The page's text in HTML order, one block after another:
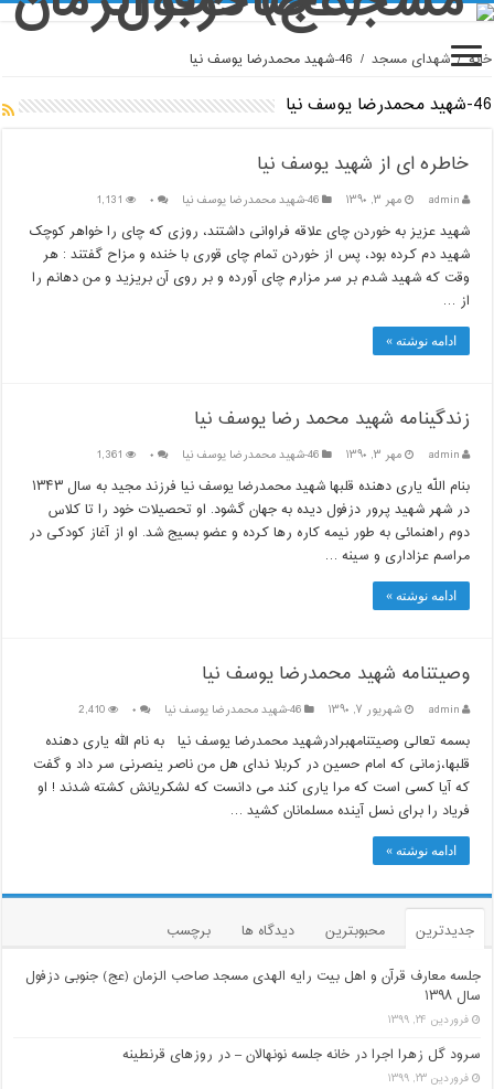
خانه / شهدای مسجد / 46-شهيد محمدرضا يوسف نيا
46-شهيد محمدرضا يوسف نيا
خاطره ای از شهید یوسف نیا
admin مهر ۳, ۱۳۹۰ 46-شهيد محمدرضا يوسف نيا ۰ 1,131
شهید عزیز به خوردن چای علاقه فراوانی داشتند، روزی که چای را خواهر کوچک
شهید دم کرده بود، پس از خوردن تمام چای قوری با خنده و مزاح گفتند : هر
وقت که شهید شدم بر سر مزارم چای آورده و بر روی آن بریزید و من دهانم را
از …
ادامه نوشته »
زندگینامه شهید محمد رضا یوسف نیا
admin مهر ۳, ۱۳۹۰ 46-شهيد محمدرضا يوسف نيا ۰ 1,361
بنام اللّه یاری دهنده قلبها شهید محمدرضا یوسف نیا فرزند مجید به سال ۱۳۴۳
در شهر شهید پرور دزفول دیده به جهان گشود. او تحصیلات خود را تا کلاس
دوم راهنمائی به طور نیمه کاره رها کرده و عضو بسیج شد. او از آغاز کودکی در
مراسم عزاداری و سینه …
ادامه نوشته »
وصیتنامه شهید محمدرضا یوسف نیا
admin شهریور ۷, ۱۳۹۰ 46-شهيد محمدرضا يوسف نيا ۰ 2,410
بسمه تعالی وصیتنامهبرادرشهید محمدرضا یوسف نیا به نام الله یاری دهنده
قلبها،زمانی که امام حسین در کربلا ندای هل من ناصر ینصرنی سر داد و گفت
که آیا کسی است که مرا یاری کند می دانست که لشکریانش کشته شدند ! او
فریاد را برای نسل آینده مسلمانان کشید …
ادامه نوشته »
جدیدترین محبوبترین دیدگاه ها برچسب
جلسه معارف قرآن و اهل بیت رایه الهدی مسجد صاحب الزمان (عج) جنوبی دزفول
سال ۱۳۹۸
فروردین ۲۴, ۱۳۹۹
سرود گل زهرا اجرا در خانه جلسه نونهالان – در روزهای قرنطینه
فروردین ۲۳, ۱۳۹۹